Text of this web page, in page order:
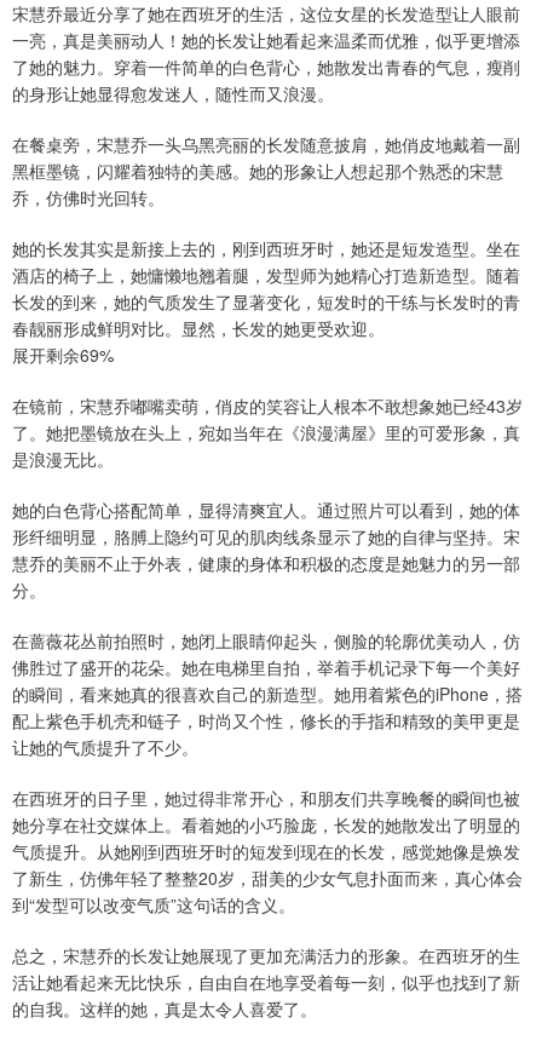
宋慧乔最近分享了她在西班牙的生活，这位女星的长发造型让人眼前
一亮，真是美丽动人！她的长发让她看起来温柔而优雅，似乎更增添
了她的魅力。穿着一件简单的白色背心，她散发出青春的气息，瘦削
的身形让她显得愈发迷人，随性而又浪漫。
在餐桌旁，宋慧乔一头乌黑亮丽的长发随意披肩，她俏皮地戴着一副
黑框墨镜，闪耀着独特的美感。她的形象让人想起那个熟悉的宋慧
乔，仿佛时光回转。
她的长发其实是新接上去的，刚到西班牙时，她还是短发造型。坐在
酒店的椅子上，她慵懒地翘着腿，发型师为她精心打造新造型。随着
长发的到来，她的气质发生了显著变化，短发时的干练与长发时的青
春靓丽形成鲜明对比。显然，长发的她更受欢迎。
展开剩余69%
在镜前，宋慧乔嘟嘴卖萌，俏皮的笑容让人根本不敢想象她已经43岁
了。她把墨镜放在头上，宛如当年在《浪漫满屋》里的可爱形象，真
是浪漫无比。
她的白色背心搭配简单，显得清爽宜人。通过照片可以看到，她的体
形纤细明显，胳膊上隐约可见的肌肉线条显示了她的自律与坚持。宋
慧乔的美丽不止于外表，健康的身体和积极的态度是她魅力的另一部
分。
在蔷薇花丛前拍照时，她闭上眼睛仰起头，侧脸的轮廓优美动人，仿
佛胜过了盛开的花朵。她在电梯里自拍，举着手机记录下每一个美好
的瞬间，看来她真的很喜欢自己的新造型。她用着紫色的iPhone，搭
配上紫色手机壳和链子，时尚又个性，修长的手指和精致的美甲更是
让她的气质提升了不少。
在西班牙的日子里，她过得非常开心，和朋友们共享晚餐的瞬间也被
她分享在社交媒体上。看着她的小巧脸庞，长发的她散发出了明显的
气质提升。从她刚到西班牙时的短发到现在的长发，感觉她像是焕发
了新生，仿佛年轻了整整20岁，甜美的少女气息扑面而来，真心体会
到“发型可以改变气质”这句话的含义。
总之，宋慧乔的长发让她展现了更加充满活力的形象。在西班牙的生
活让她看起来无比快乐，自由自在地享受着每一刻，似乎也找到了新
的自我。这样的她，真是太令人喜爱了。